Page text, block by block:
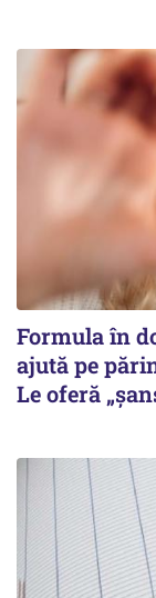
Formula în
ajută pe
Le oferă